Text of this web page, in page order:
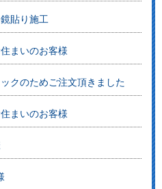
貼り施工
まいのお客様
クのためご注文頂きました
まいのお客様